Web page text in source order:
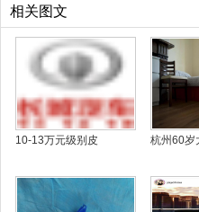
相关图文
10-13万元级别皮 杭州60岁